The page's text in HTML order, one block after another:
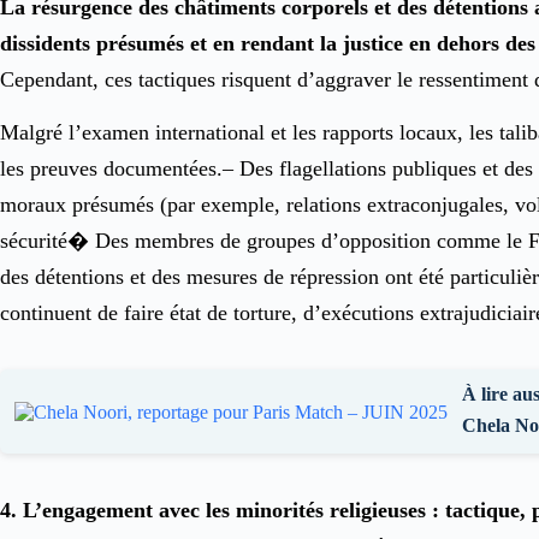
La résurgence des châtiments corporels et des
dissidents présumés et en rendant la justice en dehors
Cependant, ces tactiques risquent d’aggraver le
Malgré l’examen international et les rapports locaux, les
les preuves documentées.– Des flagellations publiques et
moraux présumés (par exemple, relations extraconjugales,
sécurité� Des membres de groupes d’opposition comme
des détentions et des mesures de répression ont été
continuent de faire état de torture, d’exécutions
À lire
Chela
4. L’engagement avec les minorités religieuses : tactique,